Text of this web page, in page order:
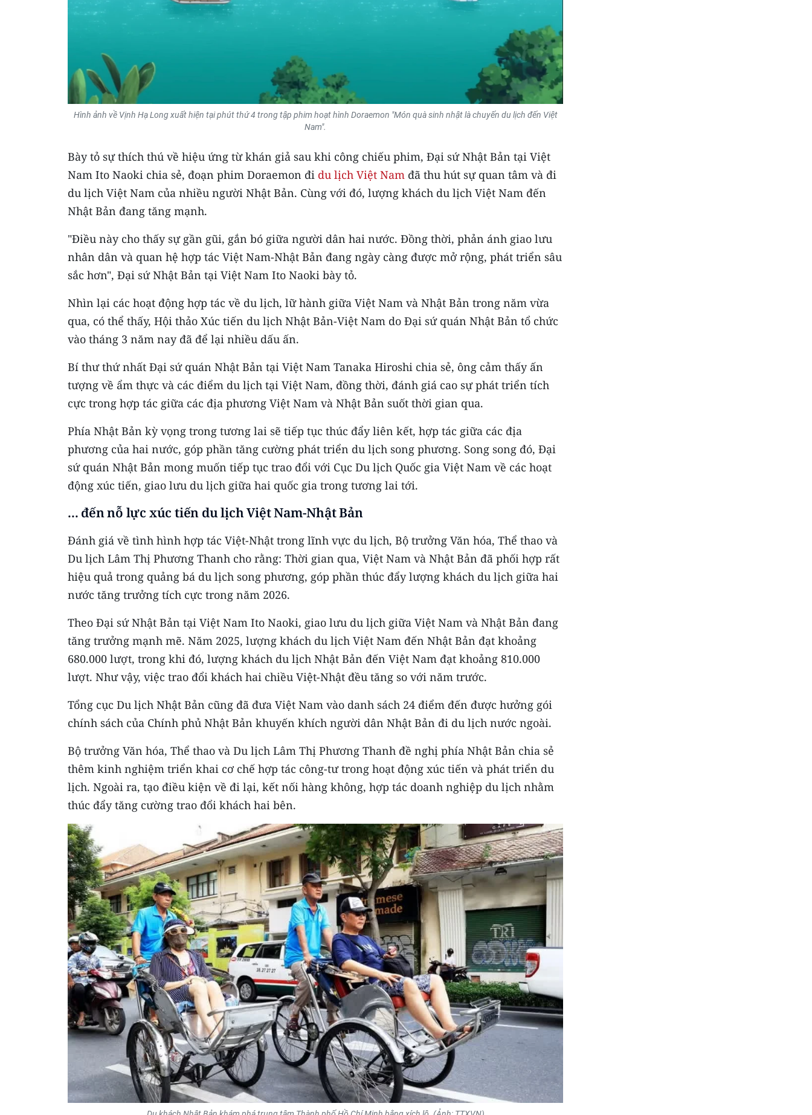
Hình ảnh về Vịnh Hạ Long xuất hiện tại phút thứ 4 trong tập phim hoạt hình Doraemon "Món quà sinh nhật là chuyến du lịch đến Việt
Nam".
Bày tỏ sự thích thú về hiệu ứng từ khán giả sau khi công chiếu phim, Đại sứ Nhật Bản tại Việt
Nam Ito Naoki chia sẻ, đoạn phim Doraemon đi du lịch Việt Nam đã thu hút sự quan tâm và đi
du lịch Việt Nam của nhiều người Nhật Bản. Cùng với đó, lượng khách du lịch Việt Nam đến
Nhật Bản đang tăng mạnh.
"Điều này cho thấy sự gần gũi, gắn bó giữa người dân hai nước. Đồng thời, phản ánh giao lưu
nhân dân và quan hệ hợp tác Việt Nam-Nhật Bản đang ngày càng được mở rộng, phát triển sâu
sắc hơn", Đại sứ Nhật Bản tại Việt Nam Ito Naoki bày tỏ.
Nhìn lại các hoạt động hợp tác về du lịch, lữ hành giữa Việt Nam và Nhật Bản trong năm vừa
qua, có thể thấy, Hội thảo Xúc tiến du lịch Nhật Bản-Việt Nam do Đại sứ quán Nhật Bản tổ chức
vào tháng 3 năm nay đã để lại nhiều dấu ấn.
Bí thư thứ nhất Đại sứ quán Nhật Bản tại Việt Nam Tanaka Hiroshi chia sẻ, ông cảm thấy ấn
tượng về ẩm thực và các điểm du lịch tại Việt Nam, đồng thời, đánh giá cao sự phát triển tích
cực trong hợp tác giữa các địa phương Việt Nam và Nhật Bản suốt thời gian qua.
Phía Nhật Bản kỳ vọng trong tương lai sẽ tiếp tục thúc đẩy liên kết, hợp tác giữa các địa
phương của hai nước, góp phần tăng cường phát triển du lịch song phương. Song song đó, Đại
sứ quán Nhật Bản mong muốn tiếp tục trao đổi với Cục Du lịch Quốc gia Việt Nam về các hoạt
động xúc tiến, giao lưu du lịch giữa hai quốc gia trong tương lai tới.
​... đến nỗ lực xúc tiến du lịch Việt Nam-Nhật Bản
Đánh giá về tình hình hợp tác Việt-Nhật trong ​lĩnh vực du lịch, Bộ trưởng Văn hóa, Thể thao và
Du lịch Lâm Thị Phương Thanh cho rằng: Thời gian qua, Việt Nam và Nhật Bản đã phối hợp rất
hiệu quả trong quảng bá du lịch song phương, góp phần thúc đẩy lượng khách du lịch giữa hai
nước tăng trưởng tích cực trong năm 2026.
Theo Đại sứ Nhật Bản tại Việt Nam Ito Naoki, giao lưu du lịch giữa Việt Nam và Nhật Bản đang
tăng trưởng mạnh mẽ. Năm 2025, lượng khách du lịch Việt Nam đến Nhật Bản đạt khoảng
680.000 lượt, trong khi đó, lượng khách du lịch Nhật Bản đến Việt Nam đạt khoảng 810.000
lượt. Như vậy, việc trao đổi khách hai chiều Việt-Nhật đều tăng so với năm trước.
Tổng cục Du lịch Nhật Bản cũng đã đưa Việt Nam vào danh sách 24 điểm đến được hưởng gói
chính sách của Chính phủ Nhật Bản khuyến khích người dân Nhật Bản đi du lịch nước ngoài.
Bộ trưởng Văn hóa, Thể thao và Du lịch Lâm Thị Phương Thanh đề nghị phía Nhật Bản chia sẻ
thêm kinh nghiệm triển khai cơ chế hợp tác công-tư trong hoạt động xúc tiến và phát triển du
lịch. Ngoài ra, tạo điều kiện về đi lại, kết nối hàng không, hợp tác doanh nghiệp du lịch nhằm
thúc đẩy tăng cường trao đổi khách hai bên.